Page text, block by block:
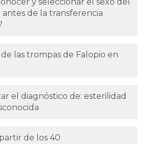
de la transferencia
las trompas de Falopio en
el diagnóstico de: esterilidad
de los 40